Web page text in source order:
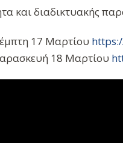
και διαδικτυακής
17 Μαρτίου
18 Μαρτίου